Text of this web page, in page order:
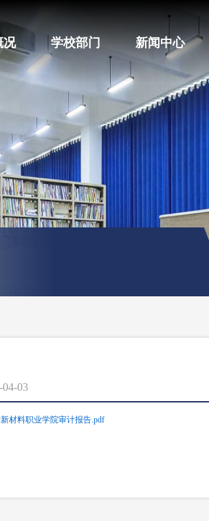
况 学校部门 新闻中心
03
材料职业学院审计报告.pdf